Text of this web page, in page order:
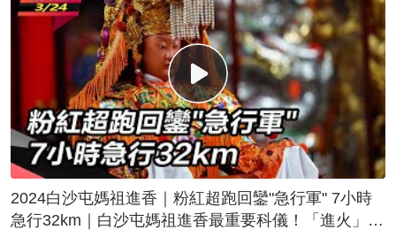
2024白沙屯媽祖進香｜粉紅超跑回鑾"急行軍" 7小時
急行32km｜白沙屯媽祖進香最重要科儀！「進火」儀